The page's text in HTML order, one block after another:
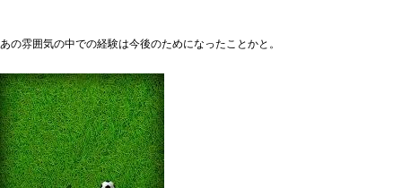
あの雰囲気の中での経験は今後のためになったことかと。